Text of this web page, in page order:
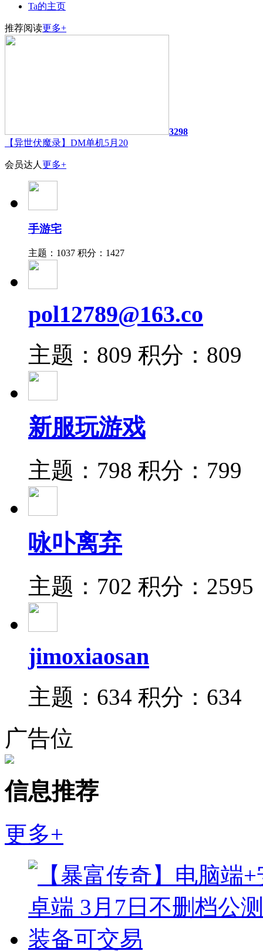
Ta的主页
推荐阅读更多+
3298
【异世伏魔录】DM单机5月20
会员达人 更多+
手游宅
主题：1037 积分：1427
pol12789@163.co
主题：809 积分：809
新服玩游戏
主题：798 积分：799
咏卟离弃
主题：702 积分：2595
jimoxiaosan
主题：634 积分：634
广告位
信息推荐
更多+